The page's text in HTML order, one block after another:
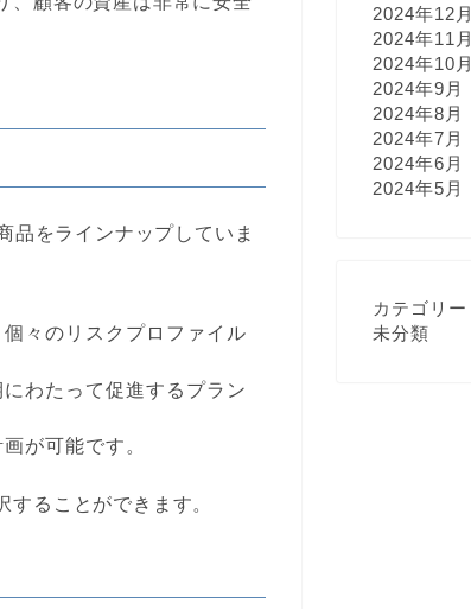
品をラインナップしていま
々のリスクプロファイル
わたって促進するプラン
が可能です。
ることができます。
2024年12月
2024年11月
2024年10月
2024年9月
2024年8月
2024年7月
2024年6月
2024年5月
カテゴリー
未分類